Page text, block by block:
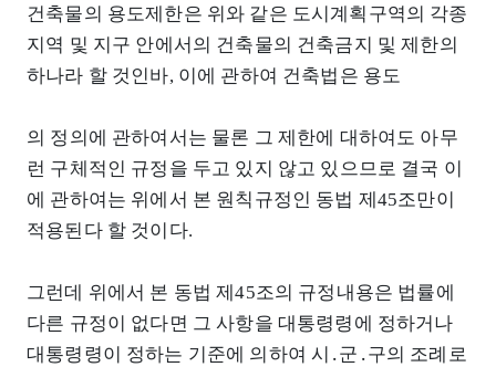
건축물의 용도제한은 위와 같은 도시계획구역의 각종
지역 및 지구 안에서의 건축물의 건축금지 및 제한의
하나라 할 것인바, 이에 관하여 건축법은 용도
의 정의에 관하여서는 물론 그 제한에 대하여도 아무
런 구체적인 규정을 두고 있지 않고 있으므로 결국 이
에 관하여는 위에서 본 원칙규정인 동법 제45조만이
적용된다 할 것이다.
그런데 위에서 본 동법 제45조의 규정내용은 법률에
다른 규정이 없다면 그 사항을 대통령령에 정하거나
대통령령이 정하는 기준에 의하여 시․군․구의 조례로